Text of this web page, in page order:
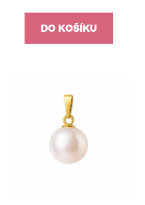
DO KOŠÍKU